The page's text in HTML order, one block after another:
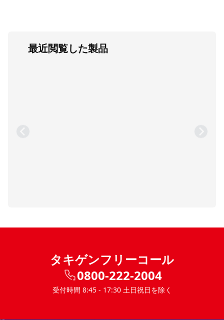
最近閲覧した製品
タキゲンフリーコール
0800-222-2004
受付時間 8:45 - 17:30 土日祝日を除く